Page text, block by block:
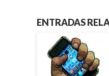
ENTRADAS